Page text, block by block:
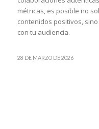
métricas, es posible no
contenidos positivos,
con tu audiencia.
28 DE MARZO DE 2026